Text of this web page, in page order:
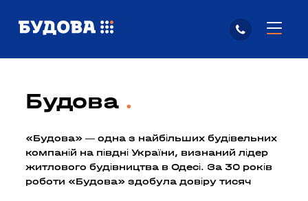
Будова
«Будова» — одна з найбільших будівельних
компаній на півдні України, визнаний лідер
житлового будівництва в Одесі. За 30 років
роботи «Будова» здобула довіру тисяч